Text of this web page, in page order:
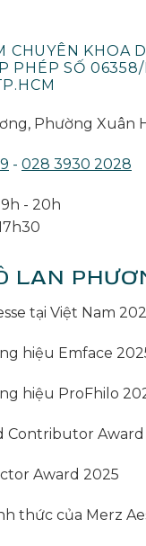
CHUYÊN KHOA
PHÉP SỐ
Phường Xuân
- 028 3930 2028
- 20h
LAN
tại Việt Nam
hiệu Emface
hiệu ProFhilo
Contributor Award
Award 2025
thức của Merz